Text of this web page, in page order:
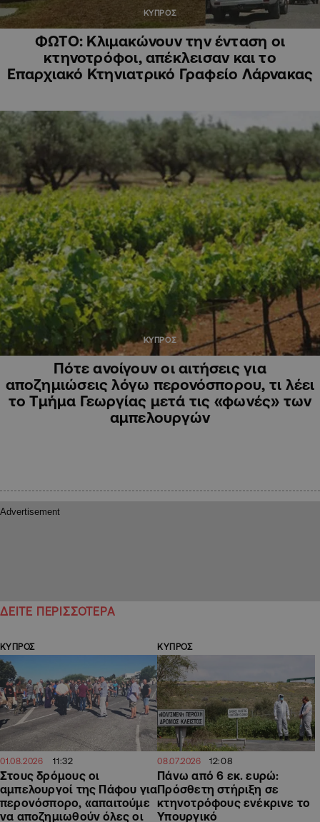
ΚΥΠΡΟΣ
ΦΩΤΟ: Κλιμακώνουν την ένταση οι
κτηνοτρόφοι, απέκλεισαν και το
Επαρχιακό Κτηνιατρικό Γραφείο Λάρνακας
ΚΥΠΡΟΣ
Πότε ανοίγουν οι αιτήσεις για
αποζημιώσεις λόγω περονόσπορου, τι λέει
το Τμήμα Γεωργίας μετά τις «φωνές» των
αμπελουργών
ΔΕΙΤΕ ΠΕΡΙΣΣΟΤΕΡΑ
ΚΥΠΡΟΣ
01.08.2026 11:32
Στους δρόμους οι
αμπελουργοί της Πάφου για
περονόσπορο, «απαιτούμε
να αποζημιωθούν όλες οι
ΚΥΠΡΟΣ
08.07.2026 12:08
Πάνω από 6 εκ. ευρώ:
Πρόσθετη στήριξη σε
κτηνοτρόφους ενέκρινε το
Υπουργικό